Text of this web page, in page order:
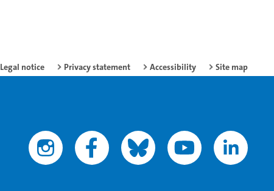
Legal notice Privacy statement Accessibility Site map